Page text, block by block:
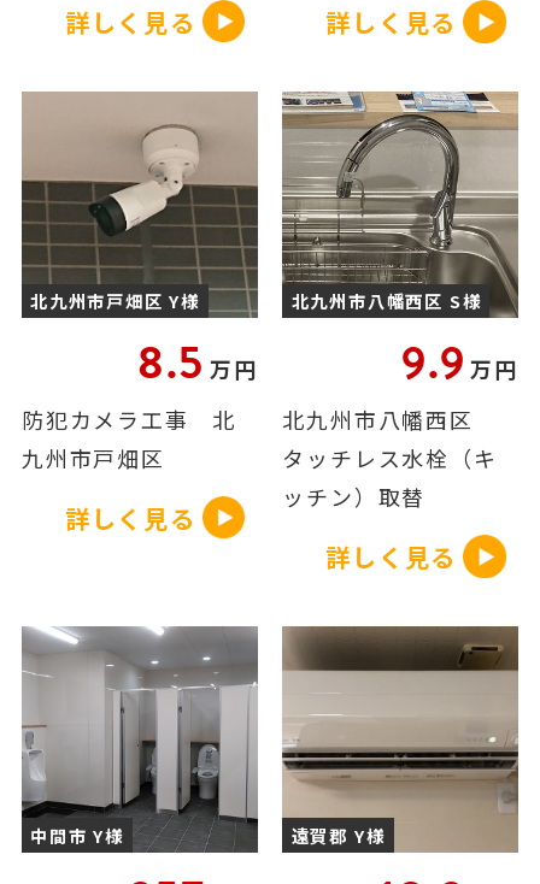
詳しく見る 詳しく見る
北九州市戸畑区 Y様
8.5 万円
防犯カメラ工事 北
九州市戸畑区
詳しく見る
北九州市八幡西区 S様
9.9 万円
北九州市八幡西区
タッチレス水栓（キ
ッチン）取替
詳しく見る
中間市 Y様 遠賀郡 Y様